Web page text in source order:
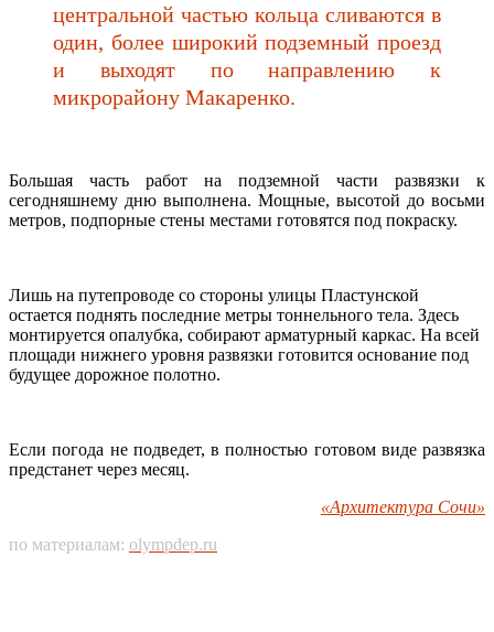
центральной частью кольца сливаются в
один, более широкий подземный проезд
и выходят по направлению к
микрорайону Макаренко.
Большая часть работ на подземной части развязки к
сегодняшнему дню выполнена. Мощные, высотой до восьми
метров, подпорные стены местами готовятся под покраску.
Лишь на путепроводе со стороны улицы Пластунской
остается поднять последние метры тоннельного тела. Здесь
монтируется опалубка, собирают арматурный каркас. На всей
площади нижнего уровня развязки готовится основание под
будущее дорожное полотно.
Если погода не подведет, в полностью готовом виде развязка
предстанет через месяц.
«Архитектура Сочи»
по материалам: olympdep.ru